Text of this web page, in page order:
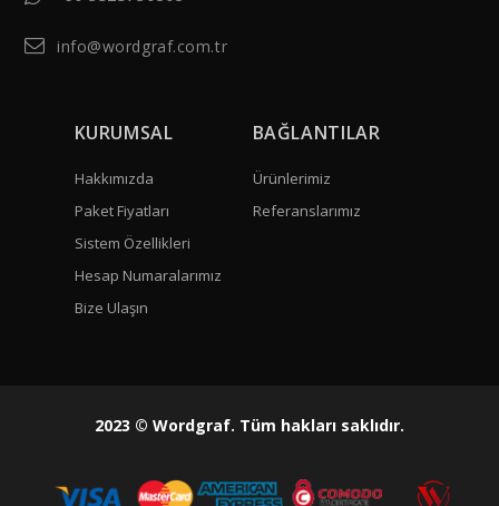
info@wordgraf.com.tr
KURUMSAL
Hakkımızda
Paket Fiyatları
Sistem Özellikleri
Hesap Numaralarımız
Bize Ulaşın
BAĞLANTILAR
Ürünlerimiz
Referanslarımız
2023 © Wordgraf. Tüm hakları saklıdır.